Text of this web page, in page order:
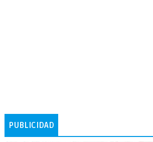
PUBLICIDAD